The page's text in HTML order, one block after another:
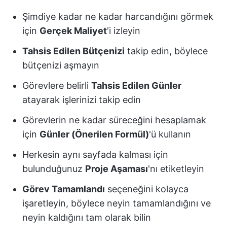
Şimdiye kadar ne kadar harcandığını görmek
için Gerçek Maliyet'i izleyin
Tahsis Edilen Bütçenizi takip edin, böylece
bütçenizi aşmayın
Görevlere belirli Tahsis Edilen Günler
atayarak işlerinizi takip edin
Görevlerin ne kadar süreceğini hesaplamak
için Günler (Önerilen Formül)'ü kullanın
Herkesin aynı sayfada kalması için
bulunduğunuz Proje Aşaması'nı etiketleyin
Görev Tamamlandı seçeneğini kolayca
işaretleyin, böylece neyin tamamlandığını ve
neyin kaldığını tam olarak bilin